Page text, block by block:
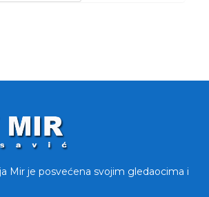
Mir je posvećena svojim gledaocima i